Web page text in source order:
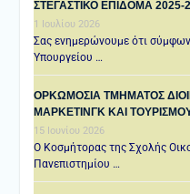
ΣΤΕΓΑΣΤΙΚΟ ΕΠΙΔΟΜΑ 2025-
1 Ιουλίου 2026
Σας ενημερώνουμε ότι
Υπουργείου …
ΟΡΚΩΜΟΣΙΑ ΤΜΗΜΑΤΟΣ
ΜΑΡΚΕΤΙΝΓΚ ΚΑΙ
15 Ιουνίου 2026
Ο Κοσμήτορας της Σχολής
Πανεπιστημίου …